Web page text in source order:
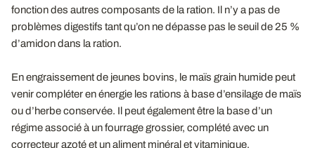
fonction des autres composants de la ration. Il n’y a pas de
problèmes digestifs tant qu’on ne dépasse pas le seuil de 25 %
d’amidon dans la ration.
En engraissement de jeunes bovins, le maïs grain humide peut
venir compléter en énergie les rations à base d’ensilage de maïs
ou d’herbe conservée. Il peut également être la base d’un
régime associé à un fourrage grossier, complété avec un
correcteur azoté et un aliment minéral et vitaminique.